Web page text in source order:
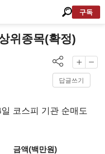
구독
위종목(확정)
답글쓰기
코스피 기관 순매도
금액(백만원)